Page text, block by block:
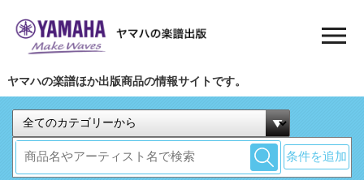
ヤマハの楽譜ほか出版商品の情報サイトです。
条件を追加